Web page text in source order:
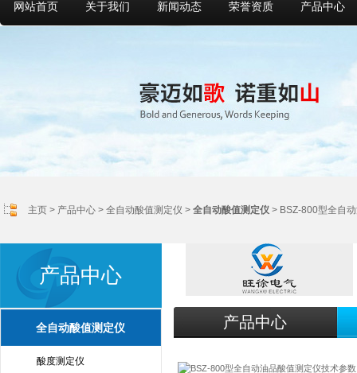
网站首页 关于我们 新闻动态 荣誉资质 产品中心
主页 > 产品中心 > 全自动酸值测定仪 > 全自动酸值测定仪 > BSZ-800型全自
产品中心
全自动酸值测定仪
酸度测定仪
产品中心